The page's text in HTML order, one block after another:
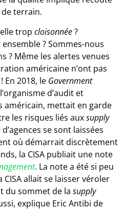
terrain.
trop cloisonnée?
? Sommes-nous
? Même les alertes venues
américaine n’ont pas
En 2018, le Government
d’audit et
américain, mettait en garde
les risques liés auxsupply
se sont laissées
où démarrait discrètement
la CISA publiait une note
. La note a été si peu
allait se laisser véroler
du sommet de la supply
explique Eric Antibi de